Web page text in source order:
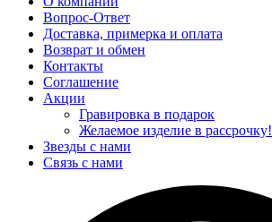
Вопрос-Ответ
Доставка, примерка и оплата
Возврат и обмен
Контакты
Соглашение
Акции
Гравировка в подарок
Желаемое изделие в рассрочку!
Звезды с нами
Связь с нами